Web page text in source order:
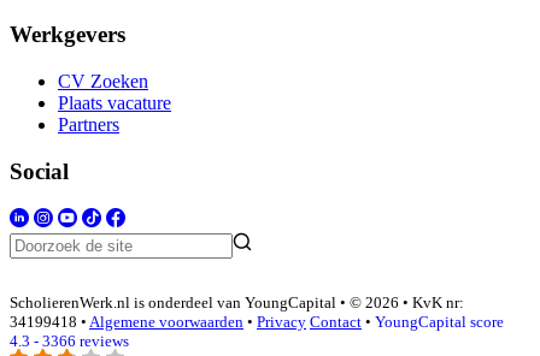
Werkgevers
CV Zoeken
Plaats vacature
Partners
Social
ScholierenWerk.nl is onderdeel van YoungCapital • © 2026 • KvK nr:
34199418 • Algemene voorwaarden • Privacy Contact • YoungCapital score
4.3 - 3366 reviews